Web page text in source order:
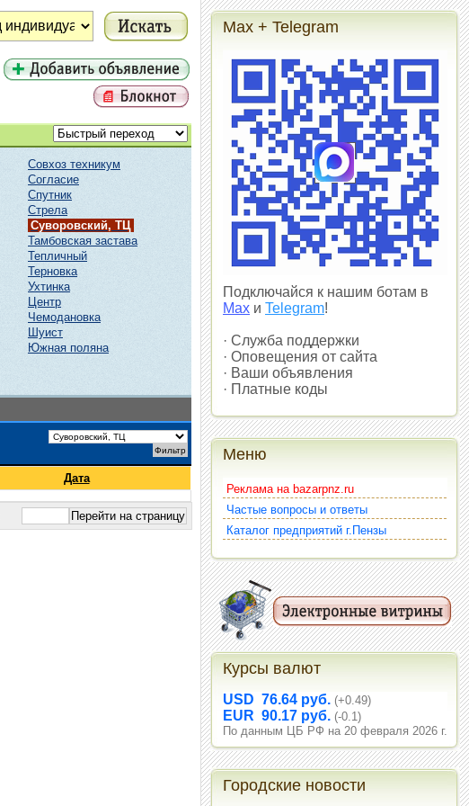
Совхоз техникум
Согласие
Спутник
Стрела
Суворовский, ТЦ
Тамбовская застава
Тепличный
Терновка
Ухтинка
Центр
Чемодановка
Шуист
Южная поляна
Дата
Max + Telegram
Подключайся к нашим ботам в
Max и Telegram!
· Служба поддержки
· Оповещения от сайта
· Ваши объявления
· Платные коды
Меню
Реклама на bazarpnz.ru
Частые вопросы и ответы
Каталог предприятий г.Пензы
Курсы валют
USD 76.64 руб. (+0.49)
EUR 90.17 руб. (-0.1)
По данным ЦБ РФ на 20 февраля 2026 г.
Городские новости